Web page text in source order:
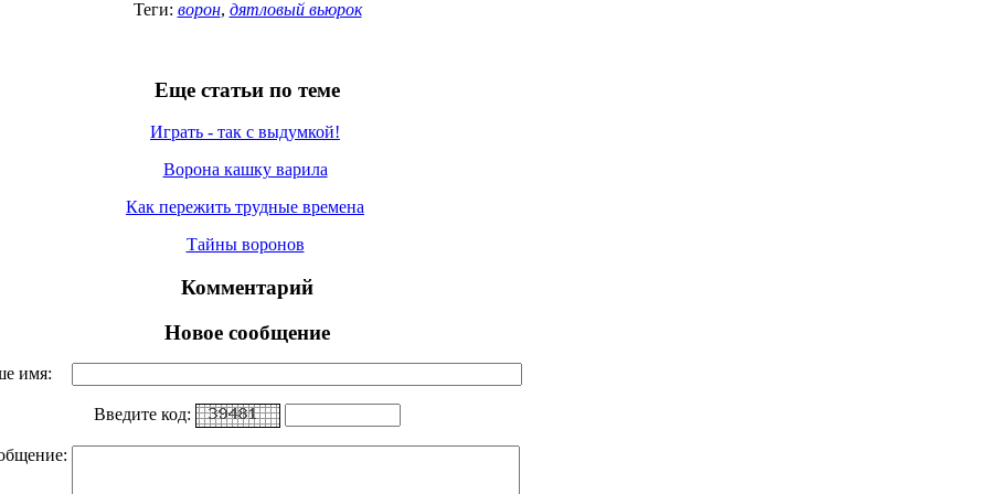
Теги: ворон, дятловый вьюрок
Еще статьи по теме
Играть - так с выдумкой!
Ворона кашку варила
Как пережить трудные времена
Тайны воронов
Комментарий
Новое сообщение
имя:
Введите код: